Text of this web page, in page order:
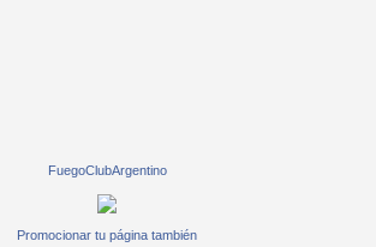
FuegoClubArgentino
Promocionar tu página también